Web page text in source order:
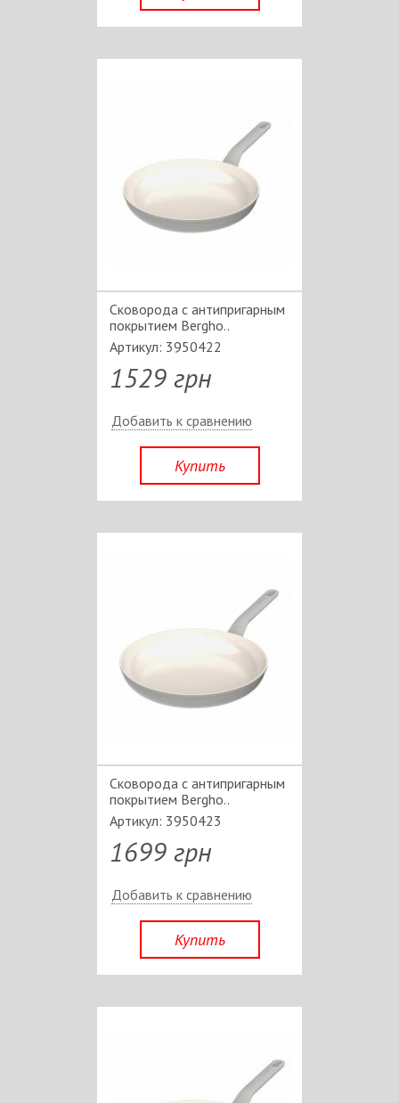
Сковорода с антипригарным
покрытием Bergho..
Артикул: 3950422
1529 грн
Добавить к сравнению
Купить
Сковорода c антипригарным
покрытием Bergho..
Артикул: 3950423
1699 грн
Добавить к сравнению
Купить